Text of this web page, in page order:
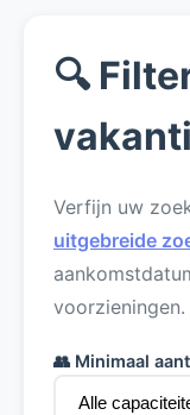
🔍
Verfijn uw
uitgebreide
voorzieningen.
👥 Minimaal